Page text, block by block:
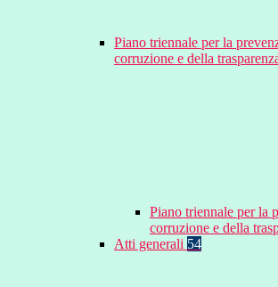
Piano triennale per la
corruzione e della
Piano triennale per la
corruzione e della
Atti generali 54